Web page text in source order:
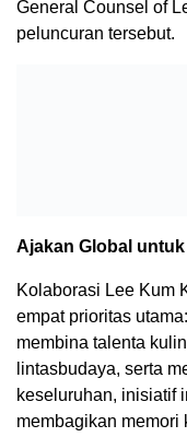
General Counsel of
peluncuran tersebut.
Ajakan Global
Kolaborasi Lee Kum
empat prioritas
membina talenta
lintasbudaya, serta
keseluruhan, inisiatif
membagikan memori